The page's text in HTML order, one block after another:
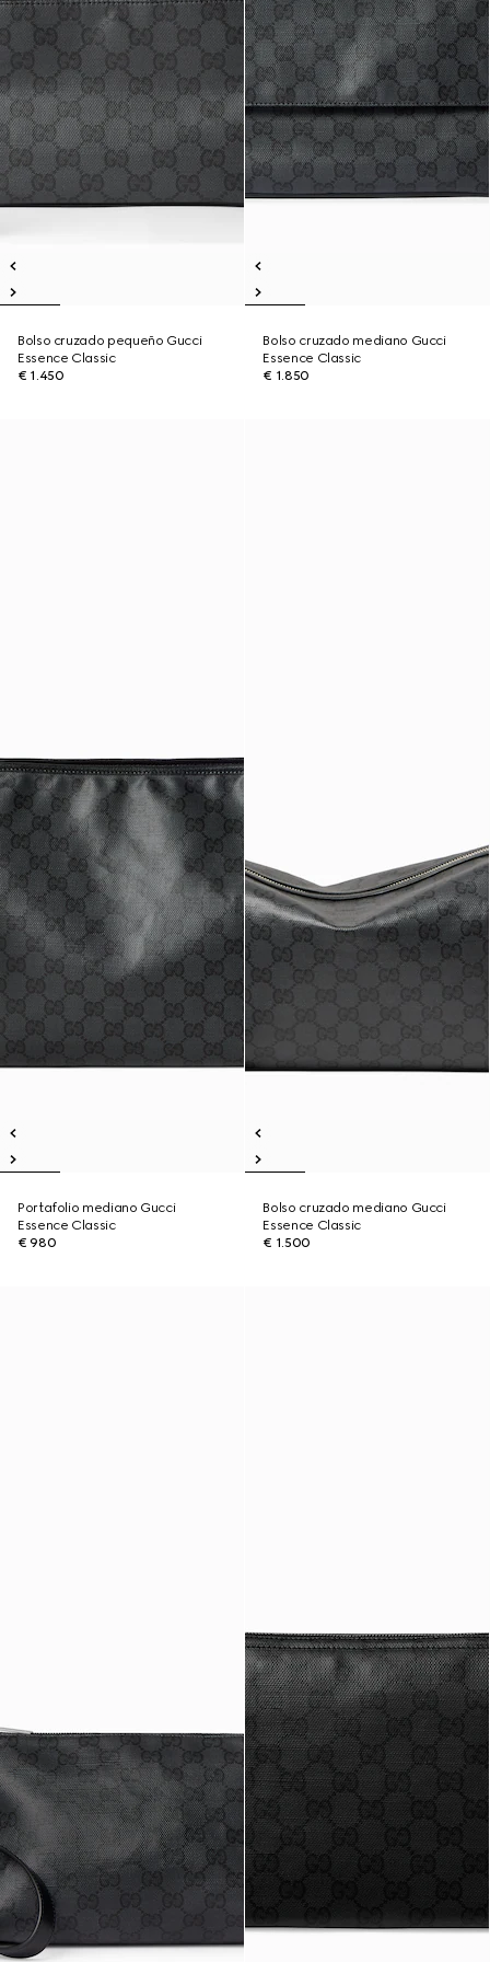
Bolso cruzado pequeño Gucci
Essence Classic
€ 1.450
Bolso cruzado mediano Gucci
Essence Classic
€ 1.850
Portafolio mediano Gucci
Essence Classic
€ 980
Bolso cruzado mediano Gucci
Essence Classic
€ 1.500